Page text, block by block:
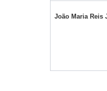
João Maria Reis